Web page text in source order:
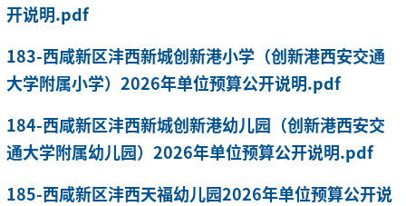
开说明.pdf
183-西咸新区沣西新城创新港小学（创新港西安交通
大学附属小学）2026年单位预算公开说明.pdf
184-西咸新区沣西新城创新港幼儿园（创新港西安交
通大学附属幼儿园）2026年单位预算公开说明.pdf
185-西咸新区沣西天福幼儿园2026年单位预算公开说